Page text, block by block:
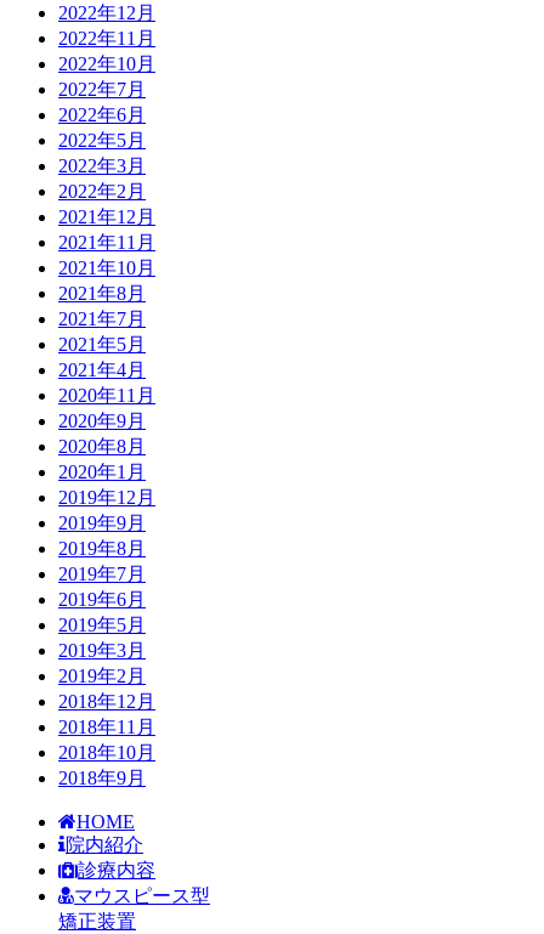
2022年12月
2022年11月
2022年10月
2022年7月
2022年6月
2022年5月
2022年3月
2022年2月
2021年12月
2021年11月
2021年10月
2021年8月
2021年7月
2021年5月
2021年4月
2020年11月
2020年9月
2020年8月
2020年1月
2019年12月
2019年9月
2019年8月
2019年7月
2019年6月
2019年5月
2019年3月
2019年2月
2018年12月
2018年11月
2018年10月
2018年9月
HOME
院内紹介
診療内容
マウスピース型
矯正装置